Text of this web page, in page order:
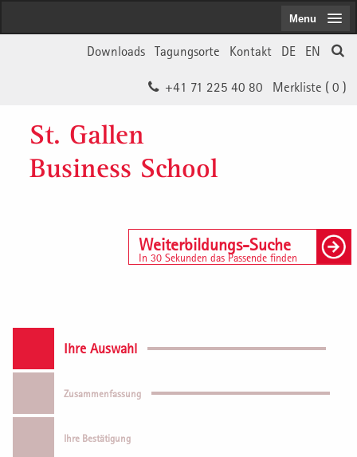
EN
DE
Kontakt
Tagungsorte
Downloads
Merkliste ( 0 )
+41 71 225 40 80
St. Gallen
Business School
Weiterbildungs-Suche
In 30 Sekunden das Passende finden
Menu
Ihre Auswahl
Zusammenfassung
Ihre Bestätigung